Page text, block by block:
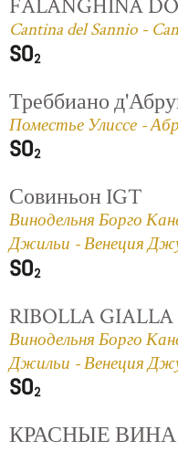
FALANGHINA
Cantina del Sannio -
Треббиано
Поместье Улиссе -
Совиньон IGT
Винодельня Борго
Джильи - Венеция
RIBOLLA
Винодельня Борго
Джильи - Венеция
КРАСНЫЕ ВИНА